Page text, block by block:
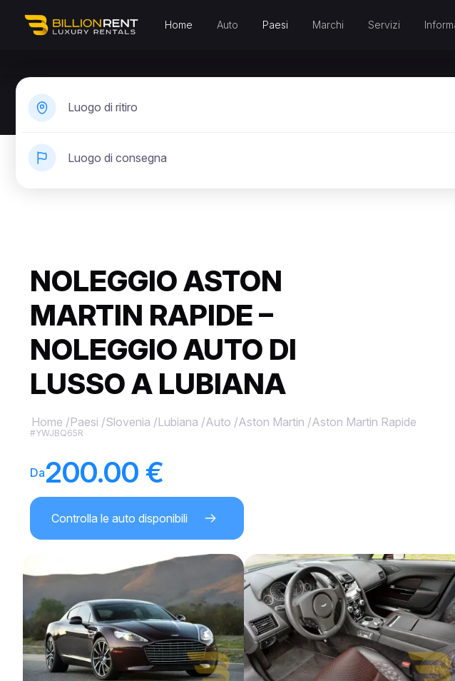
Home Auto Paesi Marchi Servizi
Luogo di ritiro
Luogo di consegna
NOLEGGIO ASTON
MARTIN RAPIDE –
NOLEGGIO AUTO DI
LUSSO A LUBIANA
Home /Paesi /Slovenia /Lubiana /Auto /Aston Martin /Aston Martin Rapide
#YWJBQ65R
Da200.00 €
Controlla le auto disponibili